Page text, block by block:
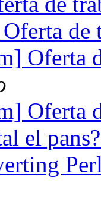
Oferta
Oferta
el